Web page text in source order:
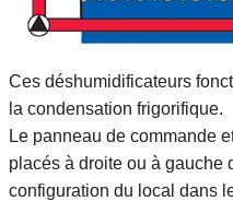
Ces déshumidificateurs
la condensation frigorifique.
Le panneau de commande
placés à droite ou à gauche
configuration du local dans